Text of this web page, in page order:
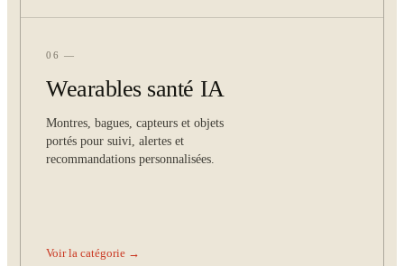
06 —
Wearables santé IA
Montres, bagues, capteurs et objets
portés pour suivi, alertes et
recommandations personnalisées.
Voir la catégorie →